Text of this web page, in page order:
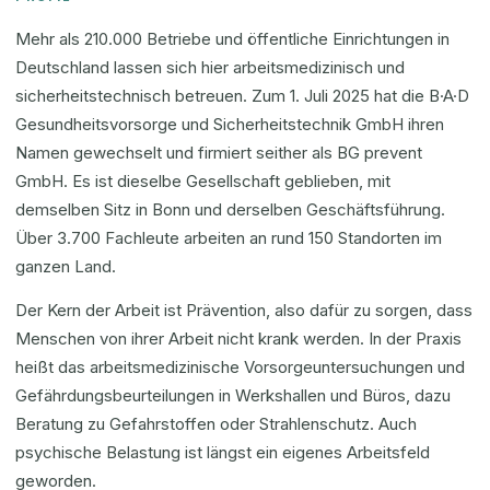
Mehr als 210.000 Betriebe und öffentliche Einrichtungen in
Deutschland lassen sich hier arbeitsmedizinisch und
sicherheitstechnisch betreuen. Zum 1. Juli 2025 hat die B·A·D
Gesundheitsvorsorge und Sicherheitstechnik GmbH ihren
Namen gewechselt und firmiert seither als BG prevent
GmbH. Es ist dieselbe Gesellschaft geblieben, mit
demselben Sitz in Bonn und derselben Geschäftsführung.
Über 3.700 Fachleute arbeiten an rund 150 Standorten im
ganzen Land.
Der Kern der Arbeit ist Prävention, also dafür zu sorgen, dass
Menschen von ihrer Arbeit nicht krank werden. In der Praxis
heißt das arbeitsmedizinische Vorsorgeuntersuchungen und
Gefährdungsbeurteilungen in Werkshallen und Büros, dazu
Beratung zu Gefahrstoffen oder Strahlenschutz. Auch
psychische Belastung ist längst ein eigenes Arbeitsfeld
geworden.